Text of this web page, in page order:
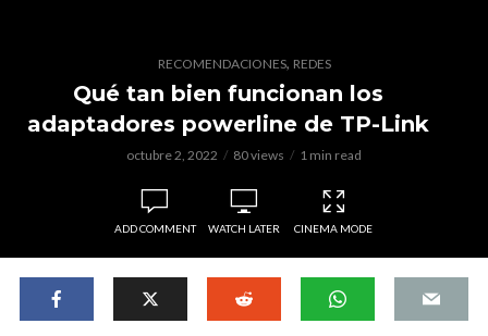
RECOMENDACIONES, REDES
Qué tan bien funcionan los
adaptadores powerline de TP-Link
octubre 2, 2022 80 views 1 min read
ADD COMMENT WATCH LATER CINEMA MODE